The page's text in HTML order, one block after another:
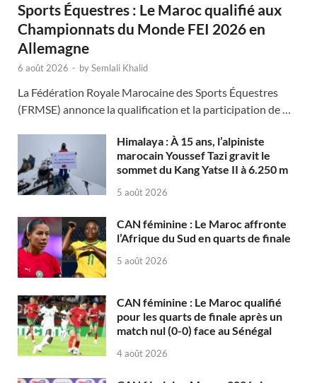
Sports Équestres : Le Maroc qualifié aux
Championnats du Monde FEI 2026 en
Allemagne
6 août 2026 - bySemlali Khalid
La Fédération Royale Marocaine des Sports Équestres
(FRMSE) annonce la qualification et la participation de …
Himalaya : À 15 ans, l’alpiniste
marocain Youssef Tazi gravit le
sommet du Kang Yatse II à 6.250 m
5 août 2026
CAN féminine : Le Maroc affronte
l’Afrique du Sud en quarts de finale
5 août 2026
CAN féminine : Le Maroc qualifié
pour les quarts de finale après un
match nul (0-0) face au Sénégal
4 août 2026